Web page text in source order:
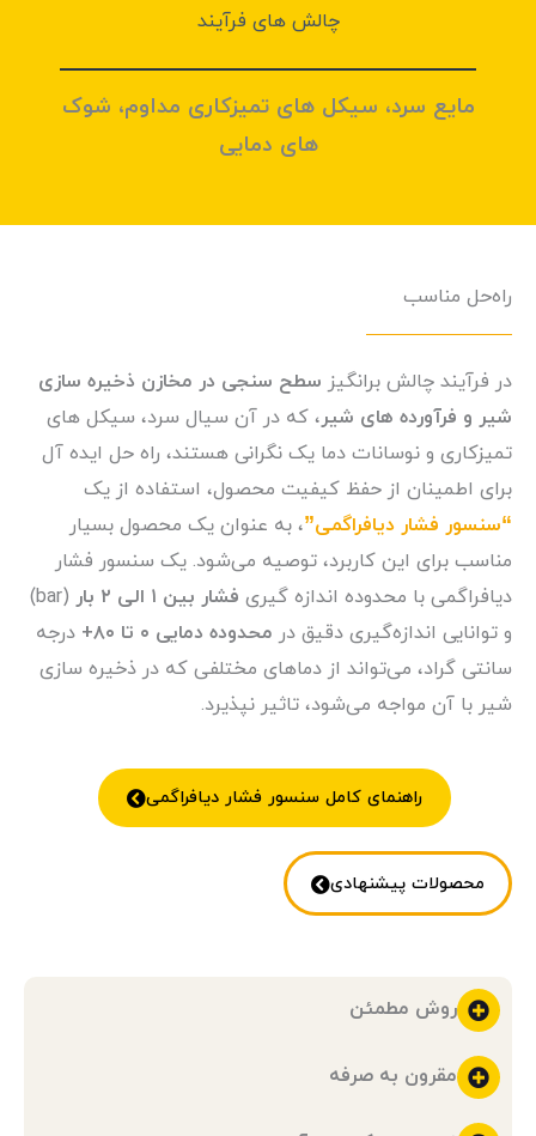
چالش های فرآيند
مایع سرد، سیکل های تمیزکاری مداوم، شوک
های دمایی
راه‌حل مناسب
در فرآیند چالش برانگیز سطح سنجی در مخازن ذخیره سازی
شیر و فرآورده های شیر ، که در آن سیال سرد، سیکل های
تمیزکاری و نوسانات دما یک نگرانی هستند، راه حل ایده آل
برای اطمینان از حفظ کیفیت محصول، استفاده از یک
“سنسور فشار دیافراگمی”، به عنوان یک محصول بسیار
مناسب برای این کاربرد، توصیه می‌شود. یک سنسور فشار
دیافراگمی با محدوده اندازه گیری فشار بین ۱ الی ۲ بار
(bar)
و توانایی اندازه‌گیری دقیق در محدوده دمایی ۰ تا ۸۰+
درجه
سانتی گراد، می‌تواند از دماهای مختلفی که در ذخیره سازی
شیر با آن مواجه می‌شود، تاثیر نپذیرد.
راهنمای کامل سنسور فشار دیافراگمی
محصولات پیشنهادی
روش مطمئن
مقرون به صرفه